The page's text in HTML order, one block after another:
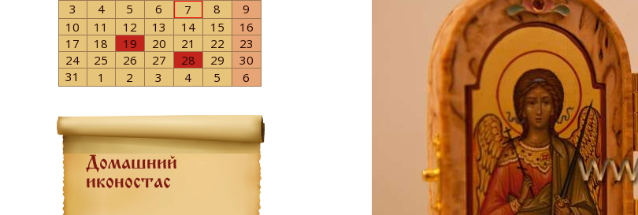
3
4 5 6 7 8
9
10
11 12 13 14 15
16
17
18 19 20 21 22
23
24
25 26 27 28 29
30
31
1 2 3 4 5 6
Домашний
иконостас